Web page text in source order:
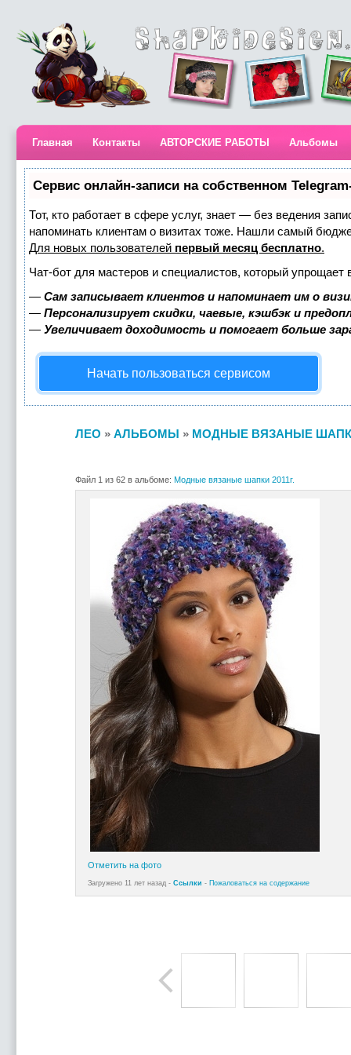
Главная Контакты АВТОРСКИЕ РАБОТЫ Альбомы
Сервис онлайн-записи на собственном
Тот, кто работает в сфере услуг, знает — без ведения
напоминать клиентам о визитах тоже. Нашли самый
Для новых пользователей первый месяц бесплатно.
Чат-бот для мастеров и специалистов, который упрощает
— Сам записывает клиентов и напоминает им о
— Персонализирует скидки, чаевые, кэшбэк и
— Увеличивает доходимость и помогает больше
Начать пользоваться сервисом
ЛЕО » АЛЬБОМЫ » МОДНЫЕ ВЯЗАНЫЕ ШАПКИ
Файл 1 из 62 в альбоме: Модные вязаные шапки 2011г.
Отметить на фото
Загружено 11 лет назад - Ссылки - Пожаловаться на содержание